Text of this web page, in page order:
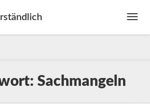
Toggle
Sachmangeln